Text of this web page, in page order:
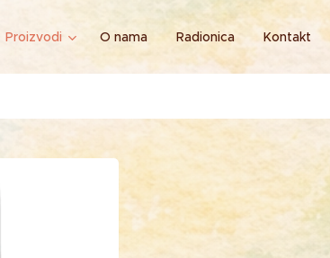
Proizvodi O nama Radionica Kontakt